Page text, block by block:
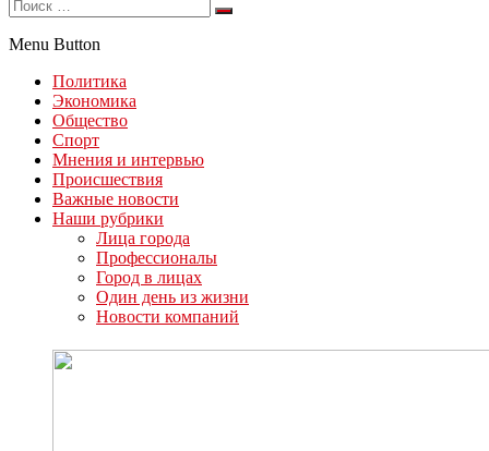
Menu Button
Политика
Экономика
Общество
Спорт
Мнения и интервью
Происшествия
Важные новости
Наши рубрики
Лица города
Профессионалы
Город в лицах
Один день из жизни
Новости компаний